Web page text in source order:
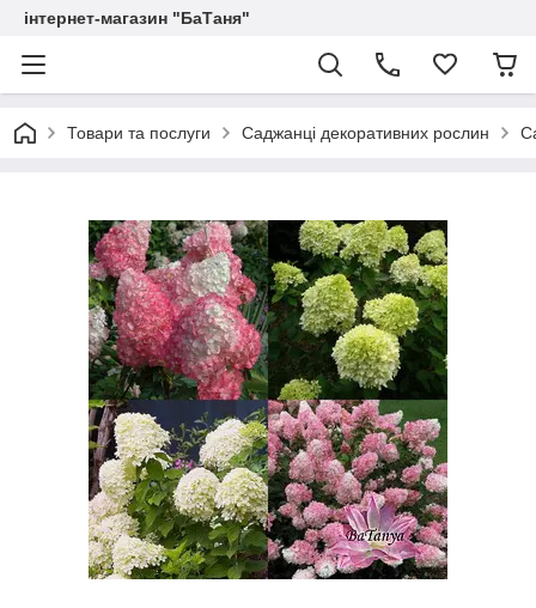
інтернет-магазин "БаТаня"
Товари та послуги Саджанці декоративних рослин